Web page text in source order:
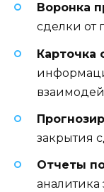
Воронка
сделки от
Карточка
закрытия
Отчеты
аналитика